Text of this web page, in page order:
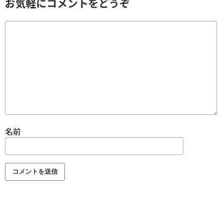
お気軽にコメントをどうぞ
名前